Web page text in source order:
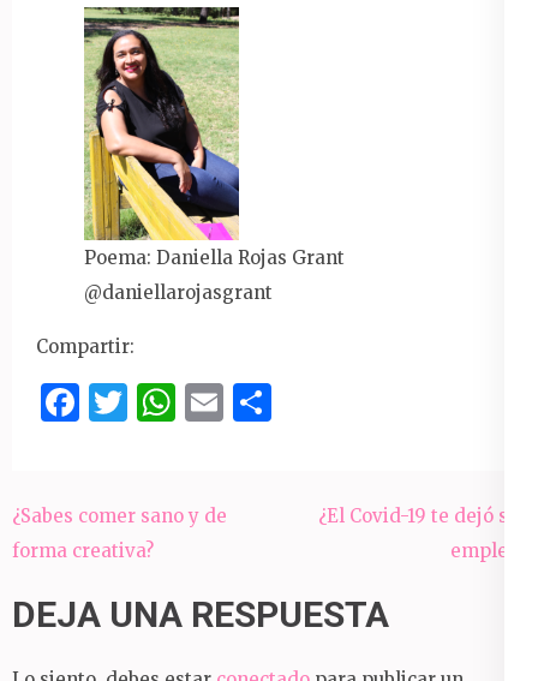
Poema: Daniella Rojas Grant
@daniellarojasgrant
Compartir:
Facebook
Twitter
WhatsApp
Email
Navegación
de
¿Sabes comer sano y de
forma creativa?
¿El Covid-19 te dejó sin
empleo?
DEJA UNA RESPUESTA